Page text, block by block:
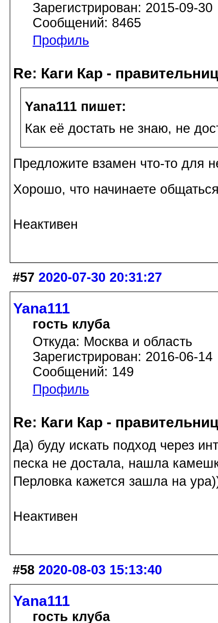
Зарегистрирован: 2015-09-30
Сообщений: 8465
Профиль
Re: Каги Кар -
Yana111 пишет:
Как её достать не знаю, не
Предложите взамен что-то для
Хорошо, что начинаете
Неактивен
#57 2020-07-30 20:31:27
Yana111
гость клуба
Откуда: Москва и область
Зарегистрирован: 2016-06-14
Сообщений: 149
Профиль
Re: Каги Кар -
Да) буду искать подход через
песка не достала, нашла
Перловка кажется зашла на
Неактивен
#58 2020-08-03 15:13:40
Yana111
гость клуба